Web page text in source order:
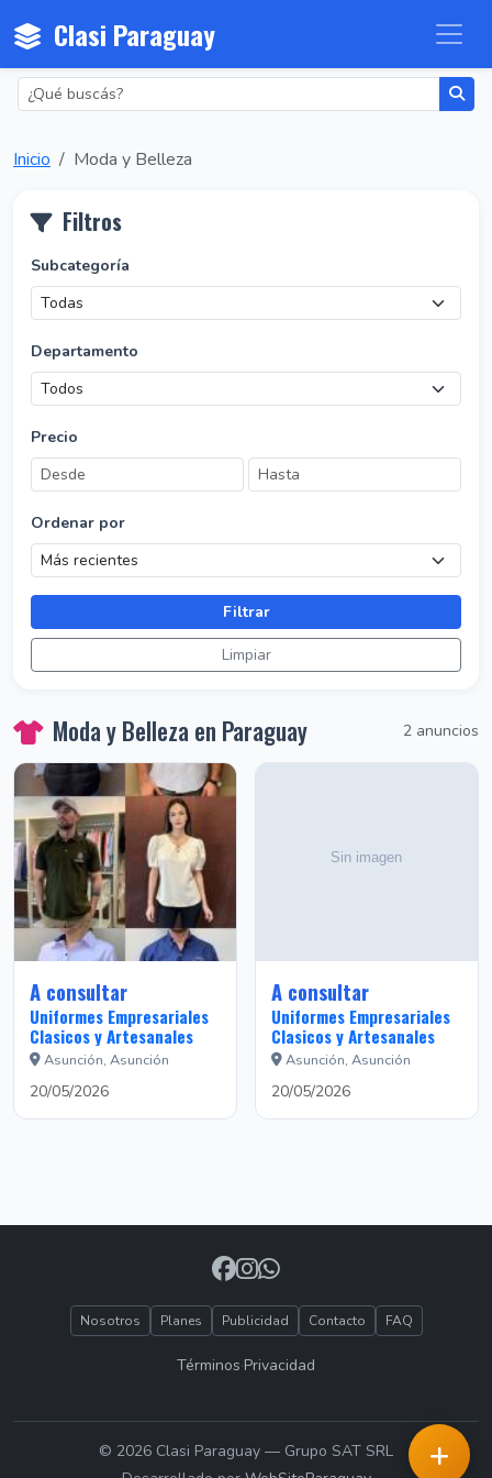
Clasi Paraguay
Inicio Moda y Belleza
Filtros
Subcategoría
Departamento
Precio
Ordenar por
Filtrar
Limpiar
Moda y Belleza en Paraguay 2 anuncios
A consultar
Uniformes Empresariales
Clasicos y Artesanales
Asunción, Asunción
20/05/2026
A consultar
Uniformes Empresariales
Clasicos y Artesanales
Asunción, Asunción
20/05/2026
Nosotros Planes Publicidad Contacto FAQ
Términos·Privacidad
© 2026 Clasi Paraguay — Grupo SAT SRL